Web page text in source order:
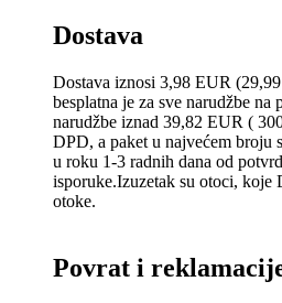
Dostava
Dostava iznosi 3,98 EUR
besplatna je za sve narudžbe
narudžbe iznad 39,82 EUR (
DPD, a paket u najvećem broju
u roku 1-3 radnih dana od
isporuke.Izuzetak su otoci, koje
otoke.
Povrat i